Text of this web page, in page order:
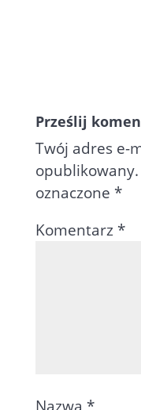
Prześlij
Twój adres e-
opublikowany.
oznaczone *
Komentarz *